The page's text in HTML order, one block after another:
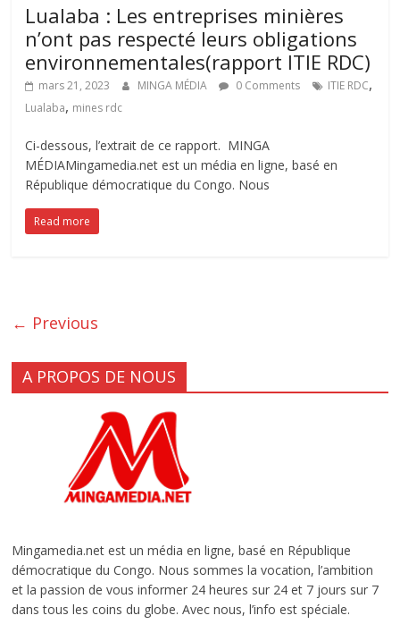
Lualaba : Les entreprises minières
n’ont pas respecté leurs obligations
environnementales(rapport ITIE RDC)
mars 21, 2023 MINGA MÉDIA 0 Comments ITIE RDC,
Lualaba, mines rdc
Ci-dessous, l’extrait de ce rapport. MINGA
MÉDIAMingamedia.net est un média en ligne, basé en
République démocratique du Congo. Nous
Read more
← Previous
A PROPOS DE NOUS
Mingamedia.net est un média en ligne, basé en République
démocratique du Congo. Nous sommes la vocation, l’ambition
et la passion de vous informer 24 heures sur 24 et 7 jours sur 7
dans tous les coins du globe. Avec nous, l’info est spéciale.